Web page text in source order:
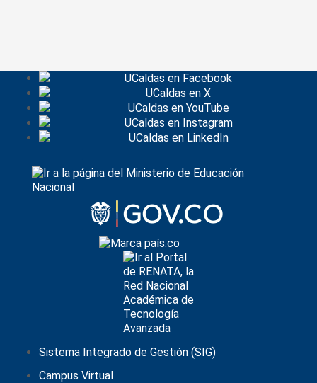
Sistema Integrado de Gestión (SIG)
Campus Virtual